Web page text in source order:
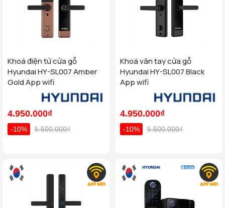
Khoá điện tử cửa gỗ
Hyundai HY-SL007 Amber
Gold App wifi
4.950.000₫
-10% 5.500.000₫
Khoá vân tay cửa gỗ
Hyundai HY-SL007 Black
App wifi
4.950.000₫
-10% 5.500.000₫